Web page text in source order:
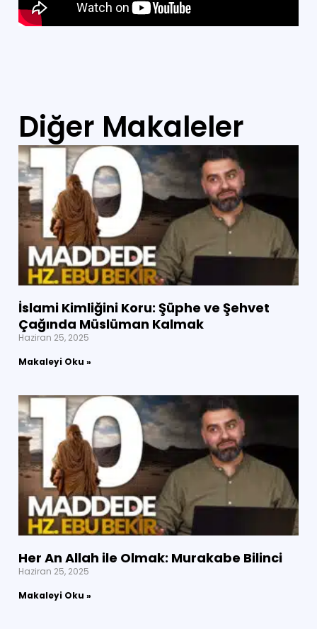
Diğer Makaleler
İslami Kimliğini Koru: Şüphe ve Şehvet
Çağında Müslüman Kalmak
Haziran 25, 2025
Makaleyi Oku »
Her An Allah ile Olmak: Murakabe Bilinci
Haziran 25, 2025
Makaleyi Oku »